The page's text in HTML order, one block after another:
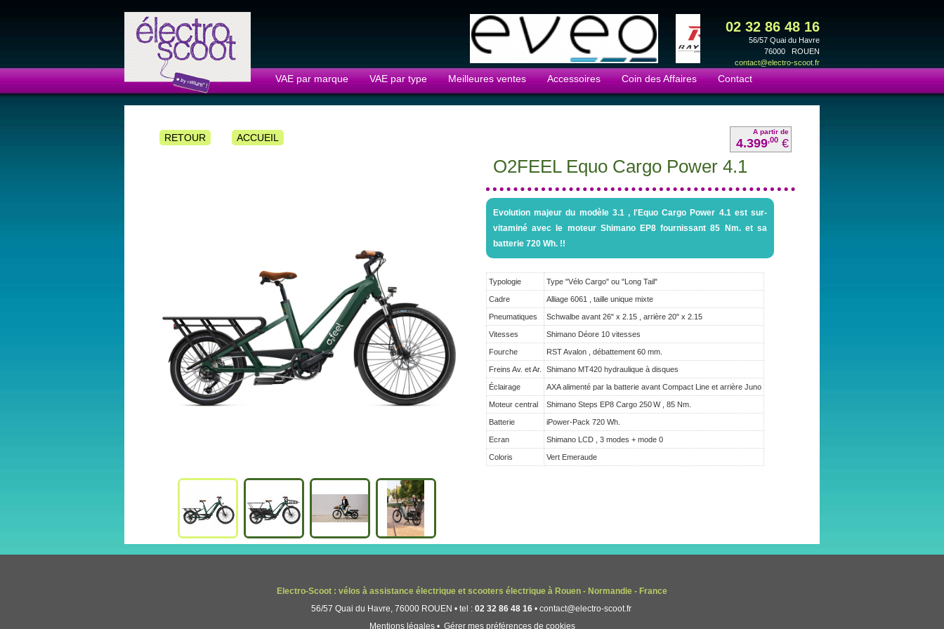
02 32 86 48 16
56/57 Quai du Havre
76000 ROUEN
contact@electro-scoot.fr
VAE par marque VAE par type Meilleures ventes Accessoires Coin des Affaires Contact
RETOUR ACCUEIL
A partir de
4.399,00 €
O2FEEL Equo Cargo Power 4.1
Evolution majeur du modèle 3.1 , l'Equo Cargo Power 4.1 est sur-
vitaminé avec le moteur Shimano EP8 fournissant 85 Nm. et sa
batterie 720 Wh. !!
Typologie Type "Vélo Cargo" ou "Long Tail"
Cadre Alliage 6061 , taille unique mixte
Pneumatiques Schwalbe avant 26" x 2.15 , arrière 20" x 2.15
Vitesses Shimano Déore 10 vitesses
Fourche RST Avalon , débattement 60 mm.
Freins Av. et Ar. Shimano MT420 hydraulique à disques
Éclairage AXA alimenté par la batterie avant Compact Line et arrière Juno
Moteur central Shimano Steps EP8 Cargo 250 W , 85 Nm.
Batterie iPower-Pack 720 Wh.
Ecran Shimano LCD , 3 modes + mode 0
Coloris Vert Emeraude
Electro-Scoot : vélos à assistance électrique et scooters électrique à Rouen - Normandie - France
56/57 Quai du Havre, 76000 ROUEN • tel : 02 32 86 48 16• contact@electro-scoot.fr
Mentions légales • Gérer mes préférences de cookies